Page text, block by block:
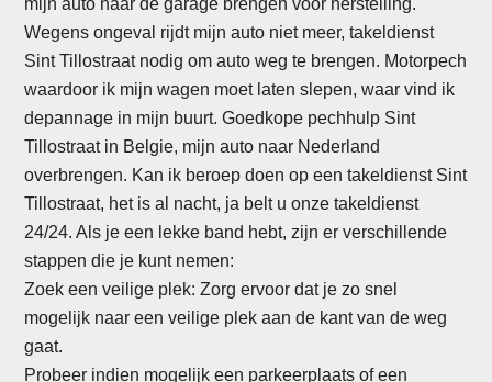
Wegens ongeval rijdt mijn auto niet meer, takeldienst
Sint Tillostraat nodig om auto weg te brengen. Motorpech
waardoor ik mijn wagen moet laten slepen, waar vind ik
depannage in mijn buurt. Goedkope pechhulp Sint
Tillostraat in Belgie, mijn auto naar Nederland
overbrengen. Kan ik beroep doen op een takeldienst Sint
Tillostraat, het is al nacht, ja belt u onze takeldienst
24/24. Als je een lekke band hebt, zijn er verschillende
stappen die je kunt nemen:
Zoek een veilige plek: Zorg ervoor dat je zo snel
mogelijk naar een veilige plek aan de kant van de weg
gaat.
Probeer indien mogelijk een parkeerplaats of een